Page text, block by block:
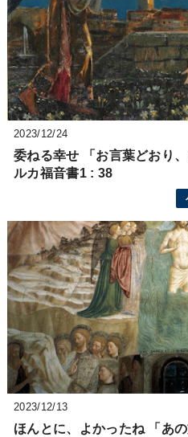
2023/12/24
委ねる幸せ 「お言葉どおり
ルカ福音書1 : 38
2023/12/13
ほんとに、よかったね 「あ